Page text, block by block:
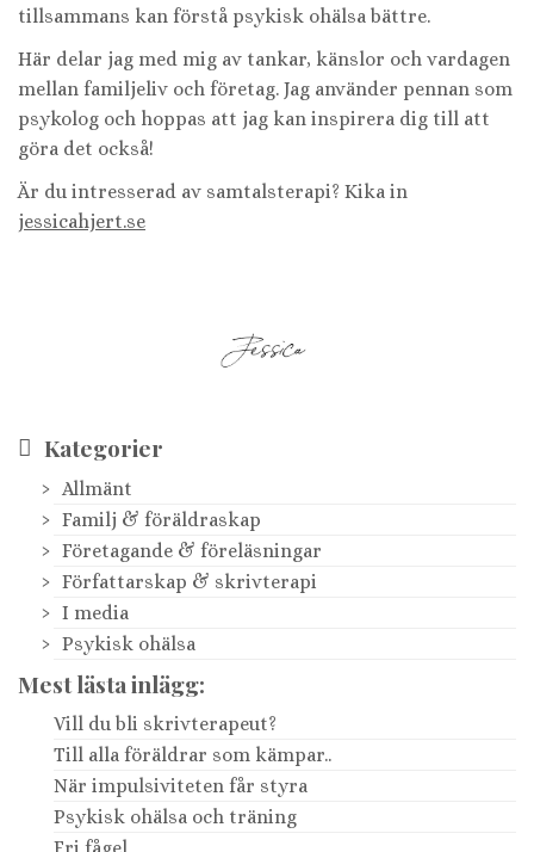
tillsammans kan förstå psykisk ohälsa bättre.
Här delar jag med mig av tankar, känslor och vardagen
mellan familjeliv och företag. Jag använder pennan som
psykolog och hoppas att jag kan inspirera dig till att
göra det också!
Är du intresserad av samtalsterapi? Kika in
jessicahjert.se
Kategorier
Allmänt
Familj & föräldraskap
Företagande & föreläsningar
Författarskap & skrivterapi
I media
Psykisk ohälsa
Mest lästa inlägg:
Vill du bli skrivterapeut?
Till alla föräldrar som kämpar..
När impulsiviteten får styra
Psykisk ohälsa och träning